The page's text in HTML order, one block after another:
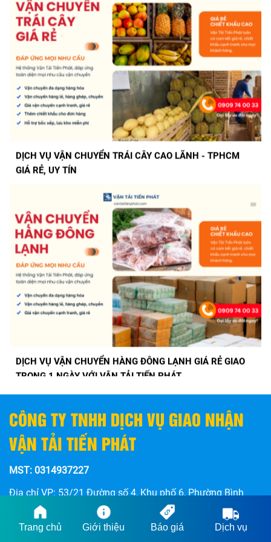
DỊCH VỤ VẬN CHUYỂN TRÁI CÂY CAO LÃNH - TPHCM
GIÁ RẺ, UY TÍN
DỊCH VỤ VẬN CHUYỂN HÀNG ĐÔNG LẠNH GIÁ RẺ GIAO
TRONG 1 NGÀY VỚI VẬN TẢI TIẾN PHÁT
CÔNG TY TNHH DỊCH VỤ GIAO NHẬN
VẬN TẢI TIẾN PHÁT
MST: 0314937227
Địa chỉ VP: 53/21 Đường số 4, Khu phố 6, Phường Bình
Hưng Hoà B, Quận Bình Tân, Thành Phố Hồ Chí Minh, Việt
Nam
Trang chủ Giới thiệu Báo giá Dịch vụ